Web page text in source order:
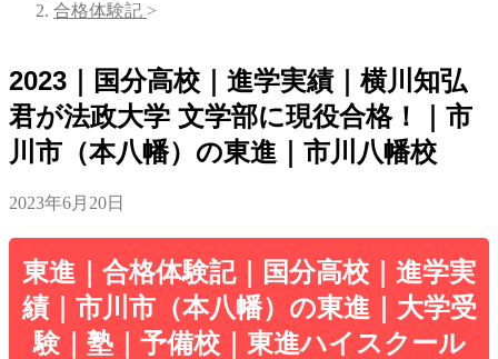
合格体験記 >
2023｜国分高校｜進学実績｜横川知弘
君が法政大学 文学部に現役合格！｜市
川市（本八幡）の東進｜市川八幡校
2023年6月20日
東進｜合格体験記｜国分高校｜進学実
績｜市川市（本八幡）の東進｜大学受
験｜塾｜予備校｜東進ハイスクール